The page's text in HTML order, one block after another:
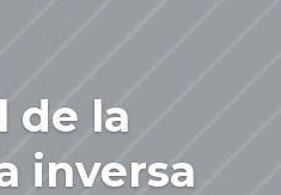
de la
inversa